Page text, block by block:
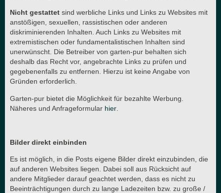
Nicht gestattet sind werbliche Links und Links zu Websites mit
anstößigen, sexuellen, rassistischen oder anderen
diskriminierenden Inhalten. Auch Links zu Websites mit
extremistischen oder fundamentalistischen Inhalten sind
unerwünscht. Die Betreiber von garten-pur behalten sich
deshalb das Recht vor, angebrachte Links zu prüfen und
gegebenenfalls zu entfernen. Hierzu ist keine Angabe von
Gründen erforderlich.
Garten-pur bietet die Möglichkeit für bezahlte Werbung.
Näheres und Anfrageformular hier
Bilder direkt einbinden
Es ist möglich, in die Posts eigene Bilder direkt einzubinden, die
auf anderen Websites liegen. Dabei soll aus Rücksicht auf
andere Mitglieder darauf geachtet werden, dass es nicht zu
Beeinträchtigungen durch zu lange Ladezeiten bzw. zu große /